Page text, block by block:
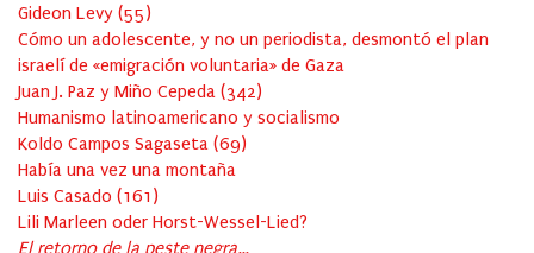
Gideon Levy (55)
Cómo un adolescente, y no un periodista, desmontó el plan
israelí de «emigración voluntaria» de Gaza
Juan J. Paz y Miño Cepeda (342)
Humanismo latinoamericano y socialismo
Koldo Campos Sagaseta (69)
Había una vez una montaña
Luis Casado (161 )
Lili Marleen oder Horst-Wessel-Lied?
El retorno de la peste negra…